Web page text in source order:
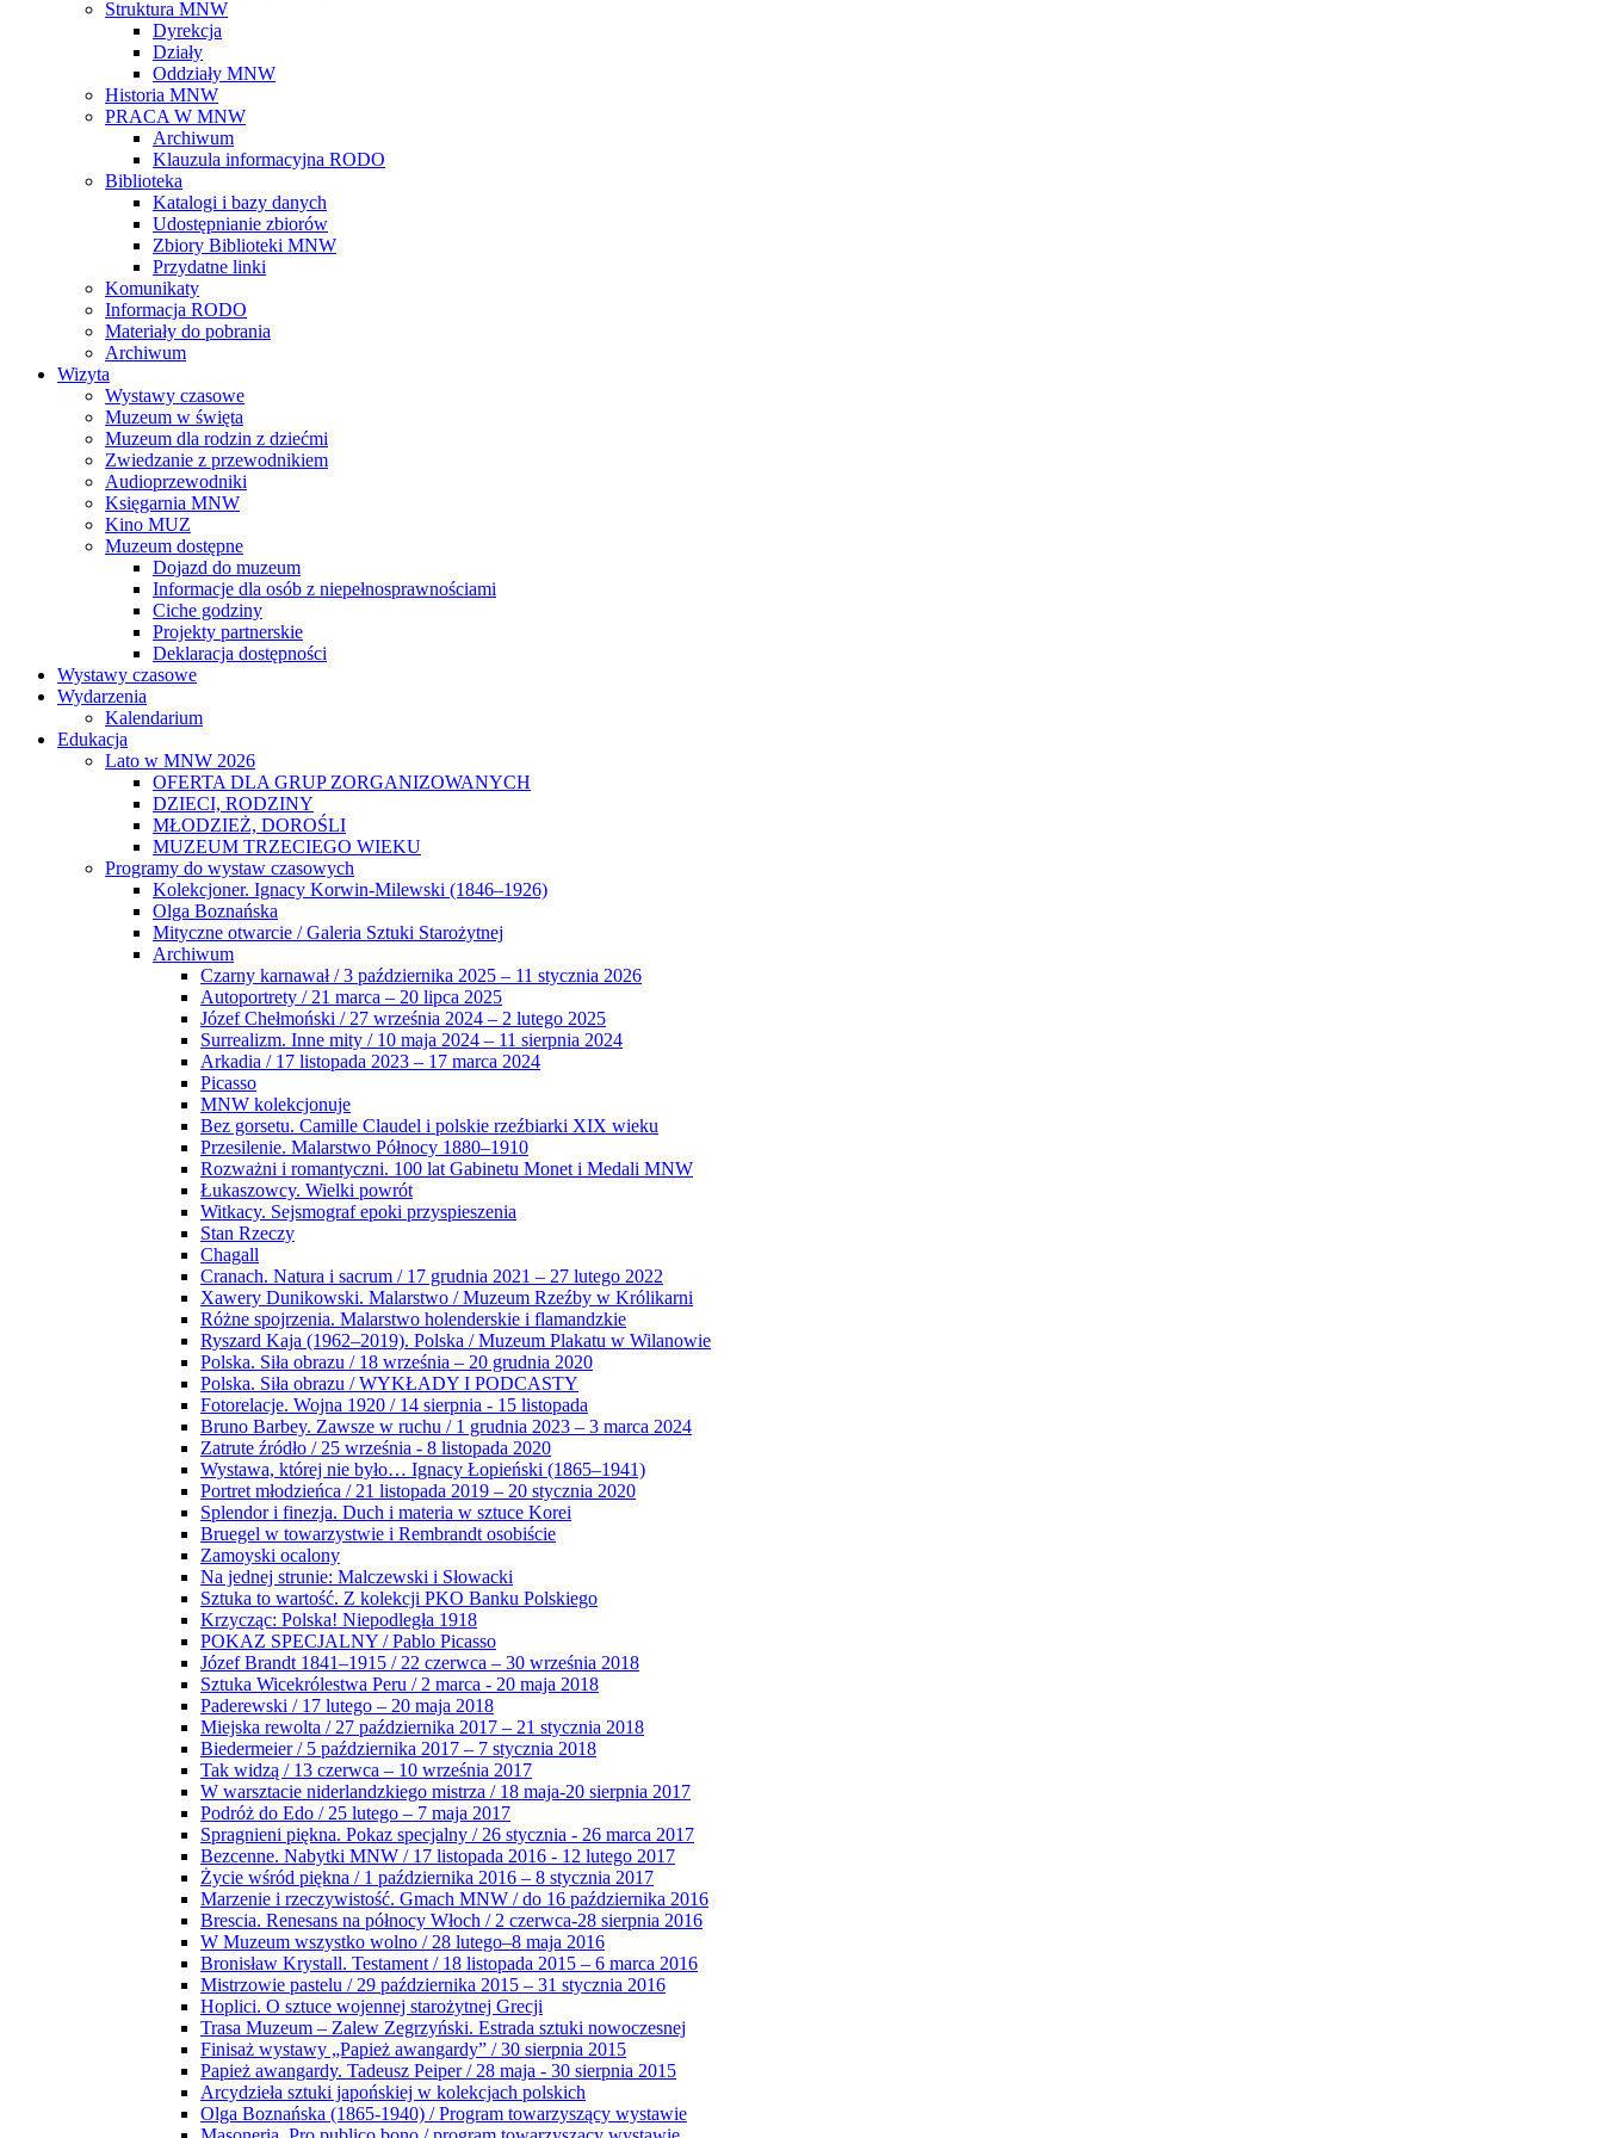
Struktura MNW
Dyrekcja
Działy
Oddziały MNW
Historia MNW
PRACA W MNW
Archiwum
Klauzula informacyjna RODO
Biblioteka
Katalogi i bazy danych
Udostępnianie zbiorów
Zbiory Biblioteki MNW
Przydatne linki
Komunikaty
Informacja RODO
Materiały do pobrania
Archiwum
Wizyta
Wystawy czasowe
Muzeum w święta
Muzeum dla rodzin z dziećmi
Zwiedzanie z przewodnikiem
Audioprzewodniki
Księgarnia MNW
Kino MUZ
Muzeum dostępne
Dojazd do muzeum
Informacje dla osób z niepełnosprawnościami
Ciche godziny
Projekty partnerskie
Deklaracja dostępności
Wystawy czasowe
Wydarzenia
Kalendarium
Edukacja
Lato w MNW 2026
OFERTA DLA GRUP ZORGANIZOWANYCH
DZIECI, RODZINY
MŁODZIEŻ, DOROŚLI
MUZEUM TRZECIEGO WIEKU
Programy do wystaw czasowych
Kolekcjoner. Ignacy Korwin-Milewski (1846–1926)
Olga Boznańska
Mityczne otwarcie / Galeria Sztuki Starożytnej
Archiwum
Czarny karnawał / 3 października 2025 – 11 stycznia 2026
Autoportrety / 21 marca – 20 lipca 2025
Józef Chełmoński / 27 września 2024 – 2 lutego 2025
Surrealizm. Inne mity / 10 maja 2024 – 11 sierpnia 2024
Arkadia / 17 listopada 2023 – 17 marca 2024
Picasso
MNW kolekcjonuje
Bez gorsetu. Camille Claudel i polskie rzeźbiarki XIX wieku
Przesilenie. Malarstwo Północy 1880–1910
Rozważni i romantyczni. 100 lat Gabinetu Monet i Medali MNW
Łukaszowcy. Wielki powrót
Witkacy. Sejsmograf epoki przyspieszenia
Stan Rzeczy
Chagall
Cranach. Natura i sacrum / 17 grudnia 2021 – 27 lutego 2022
Xawery Dunikowski. Malarstwo / Muzeum Rzeźby w Królikarni
Różne spojrzenia. Malarstwo holenderskie i flamandzkie
Ryszard Kaja (1962–2019). Polska / Muzeum Plakatu w Wilanowie
Polska. Siła obrazu / 18 września – 20 grudnia 2020
Polska. Siła obrazu / WYKŁADY I PODCASTY
Fotorelacje. Wojna 1920 / 14 sierpnia - 15 listopada
Bruno Barbey. Zawsze w ruchu / 1 grudnia 2023 – 3 marca 2024
Zatrute źródło / 25 września - 8 listopada 2020
Wystawa, której nie było… Ignacy Łopieński (1865–1941)
Portret młodzieńca / 21 listopada 2019 – 20 stycznia 2020
Splendor i finezja. Duch i materia w sztuce Korei
Bruegel w towarzystwie i Rembrandt osobiście
Zamoyski ocalony
Na jednej strunie: Malczewski i Słowacki
Sztuka to wartość. Z kolekcji PKO Banku Polskiego
Krzycząc: Polska! Niepodległa 1918
POKAZ SPECJALNY / Pablo Picasso
Józef Brandt 1841–1915 / 22 czerwca – 30 września 2018
Sztuka Wicekrólestwa Peru / 2 marca - 20 maja 2018
Paderewski / 17 lutego – 20 maja 2018
Miejska rewolta / 27 października 2017 – 21 stycznia 2018
Biedermeier / 5 października 2017 – 7 stycznia 2018
Tak widzą / 13 czerwca – 10 września 2017
W warsztacie niderlandzkiego mistrza / 18 maja-20 sierpnia 2017
Podróż do Edo / 25 lutego – 7 maja 2017
Spragnieni piękna. Pokaz specjalny / 26 stycznia - 26 marca 2017
Bezcenne. Nabytki MNW / 17 listopada 2016 - 12 lutego 2017
Życie wśród piękna / 1 października 2016 – 8 stycznia 2017
Marzenie i rzeczywistość. Gmach MNW / do 16 października 2016
Brescia. Renesans na północy Włoch / 2 czerwca-28 sierpnia 2016
W Muzeum wszystko wolno / 28 lutego–8 maja 2016
Bronisław Krystall. Testament / 18 listopada 2015 – 6 marca 2016
Mistrzowie pastelu / 29 października 2015 – 31 stycznia 2016
Hoplici. O sztuce wojennej starożytnej Grecji
Trasa Muzeum – Zalew Zegrzyński. Estrada sztuki nowoczesnej
Finisaż wystawy „Papież awangardy” / 30 sierpnia 2015
Papież awangardy. Tadeusz Peiper / 28 maja - 30 sierpnia 2015
Arcydzieła sztuki japońskiej w kolekcjach polskich
Olga Boznańska (1865-1940) / Program towarzyszący wystawie